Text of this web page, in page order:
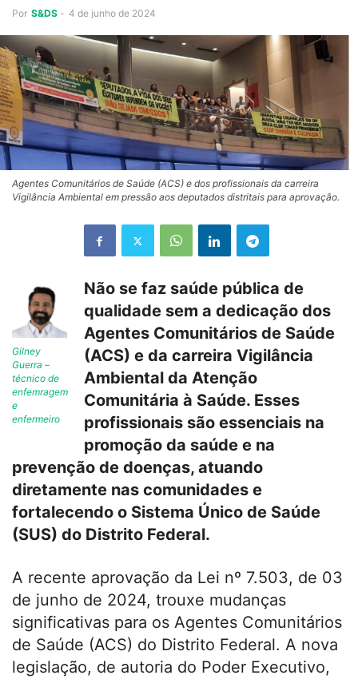
Por S&DS - 4 de junho de 2024
Agentes Comunitários de Saúde (ACS) e dos profissionais da carreira
Vigilância Ambiental em pressão aos deputados distritais para aprovação.
Gilney
Guerra –
técnico de
enfemragem
e
enfermeiro
Não se faz saúde pública de
qualidade sem a dedicação dos
Agentes Comunitários de Saúde
(ACS) e da carreira Vigilância
Ambiental da Atenção
Comunitária à Saúde. Esses
profissionais são essenciais na
promoção da saúde e na
prevenção de doenças, atuando
diretamente nas comunidades e
fortalecendo o Sistema Único de Saúde
(SUS) do Distrito Federal.
A recente aprovação da Lei nº 7.503, de 03
de junho de 2024, trouxe mudanças
significativas para os Agentes Comunitários
de Saúde (ACS) do Distrito Federal. A nova
legislação, de autoria do Poder Executivo,